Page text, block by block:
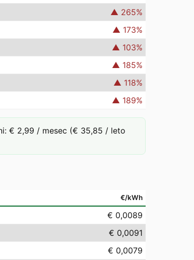
▲ 265%
▲ 173%
▲ 103%
▲ 185%
▲ 118%
▲ 189%
€ 2,99 / mesec (€ 35,85 / leto
€/kWh
€ 0,0089
€ 0,0091
€ 0,0079